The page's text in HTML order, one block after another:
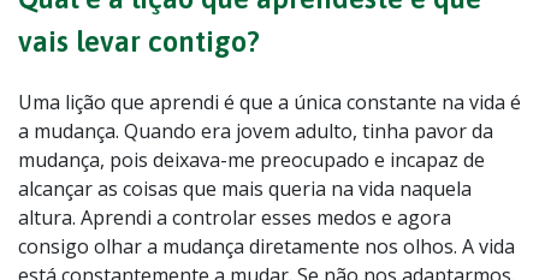
vais levar contigo?
Uma lição que aprendi é que a única constante na vida é
a mudança. Quando era jovem adulto, tinha pavor da
mudança, pois deixava-me preocupado e incapaz de
alcançar as coisas que mais queria na vida naquela
altura. Aprendi a controlar esses medos e agora
consigo olhar a mudança diretamente nos olhos. A vida